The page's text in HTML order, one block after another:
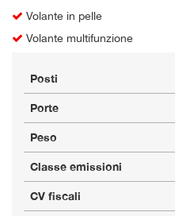
Volante in pelle
Volante multifunzione
Posti
Porte
Peso
Classe emissioni
CV fiscali